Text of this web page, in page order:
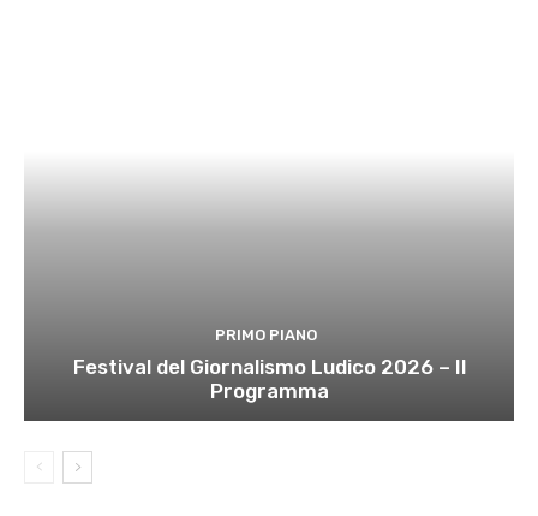
PRIMO PIANO
Festival del Giornalismo Ludico 2026 – Il
Programma